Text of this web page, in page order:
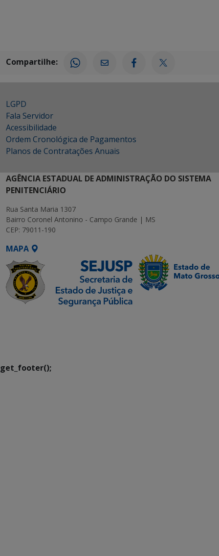
Compartilhe:
LGPD
Fala Servidor
Acessibilidade
Ordem Cronológica de Pagamentos
Planos de Contratações Anuais
AGÊNCIA ESTADUAL DE ADMINISTRAÇÃO DO SISTEMA
PENITENCIÁRIO
Rua Santa Maria 1307
Bairro Coronel Antonino - Campo Grande | MS
CEP: 79011-190
MAPA
get_footer();